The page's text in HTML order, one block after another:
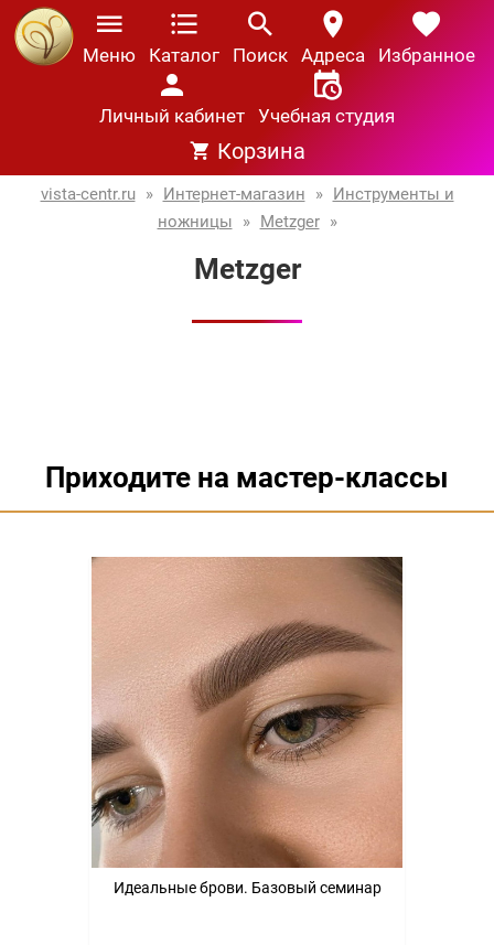
Меню Каталог Поиск Адреса Избранное
Личный кабинет Учебная студия
Корзина
vista-centr.ru » Интернет-магазин » Инструменты и
ножницы
» Metzger »
Metzger
Приходите на мастер-классы
Идеальные брови. Базовый семинар